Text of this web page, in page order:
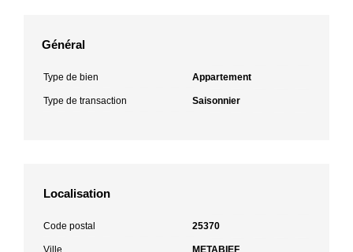
Général
Type de bien Appartement
Type de transaction Saisonnier
Localisation
Code postal 25370
Ville METABIEF